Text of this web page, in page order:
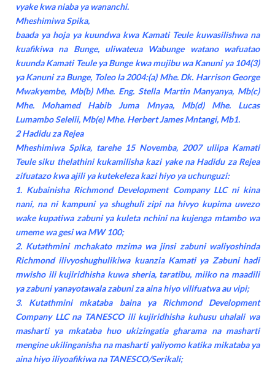
vyake kwa niaba ya wananchi.
Mheshimiwa Spika,
baada ya hoja ya kuundwa kwa Kamati Teule kuwasilishwa na
kuafikiwa na Bunge, uliwateua Wabunge watano wafuatao
kuunda Kamati Teule ya Bunge kwa mujibu wa Kanuni ya 104(3)
ya Kanuni za Bunge, Toleo la 2004:(a) Mhe. Dk. Harrison George
Mwakyembe, Mb(b) Mhe. Eng. Stella Martin Manyanya, Mb(c)
Mhe. Mohamed Habib Juma Mnyaa, Mb(d) Mhe. Lucas
Lumambo Selelii, Mb(e) Mhe. Herbert James Mntangi, Mb1.
2 Hadidu za Rejea
Mheshimiwa Spika, tarehe 15 Novemba, 2007 uliipa Kamati
Teule siku thelathini kukamilisha kazi yake na Hadidu za Rejea
zifuatazo kwa ajili ya kutekeleza kazi hiyo ya uchunguzi:
1. Kubainisha Richmond Development Company LLC ni kina
nani, na ni kampuni ya shughuli zipi na hivyo kupima uwezo
wake kupatiwa zabuni ya kuleta nchini na kujenga mtambo wa
umeme wa gesi wa MW 100;
2. Kutathmini mchakato mzima wa jinsi zabuni waliyoshinda
Richmond ilivyoshughulikiwa kuanzia Kamati ya Zabuni hadi
mwisho ili kujiridhisha kuwa sheria, taratibu, miiko na maadili
ya zabuni yanayotawala zabuni za aina hiyo vilifuatwa au vipi;
3. Kutathmini mkataba baina ya Richmond Development
Company LLC na TANESCO ili kujiridhisha kuhusu uhalali wa
masharti ya mkataba huo ukizingatia gharama na masharti
mengine ukilinganisha na masharti yaliyomo katika mikataba ya
aina hiyo iliyoafikiwa na TANESCO/Serikali;